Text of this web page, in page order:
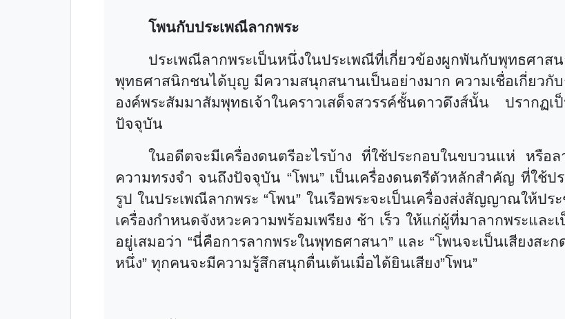
โพนกับประเพณีลากพระ
ประเพณีลากพระเป็นหนึ่งในประเพณีที่เกี่ยวข้องผูกพันกับ
พุทธศาสนิกชนได้บุญ มีความสนุกสนานเป็นอย่างมาก ความเชื่อเกี่ยว
องค์พระสัมมาสัมพุทธเจ้าในคราวเสด็จสวรรค์ชั้นดาวดึงส์นั้น ปรากฏเ
ปัจจุบัน
ในอดีตจะมีเครื่องดนตรีอะไรบ้าง ที่ใช้ประกอบในขบวนแห่ หรือ
ความทรงจำ จนถึงปัจจุบัน “โพน” เป็นเครื่องดนตรีตัวหลักสำคัญ ที่ใช้ป
รูป ในประเพณีลากพระ“โพน” ในเรือพระจะเป็นเครื่องส่งสัญญาณให้ปร
เครื่องกำหนดจังหวะความพร้อมเพรียง ช้า เร็ว ให้แก่ผู้ที่มาลากพระและ
อยู่เสมอว่า “นี่คือการลากพระในพุทธศาสนา” และ“โพนจะเป็นเสียงสะ
หนึ่ง” ทุกคนจะมีความรู้สึกสนุกตื่นเต้นเมื่อได้ยินเสียง”โพน”